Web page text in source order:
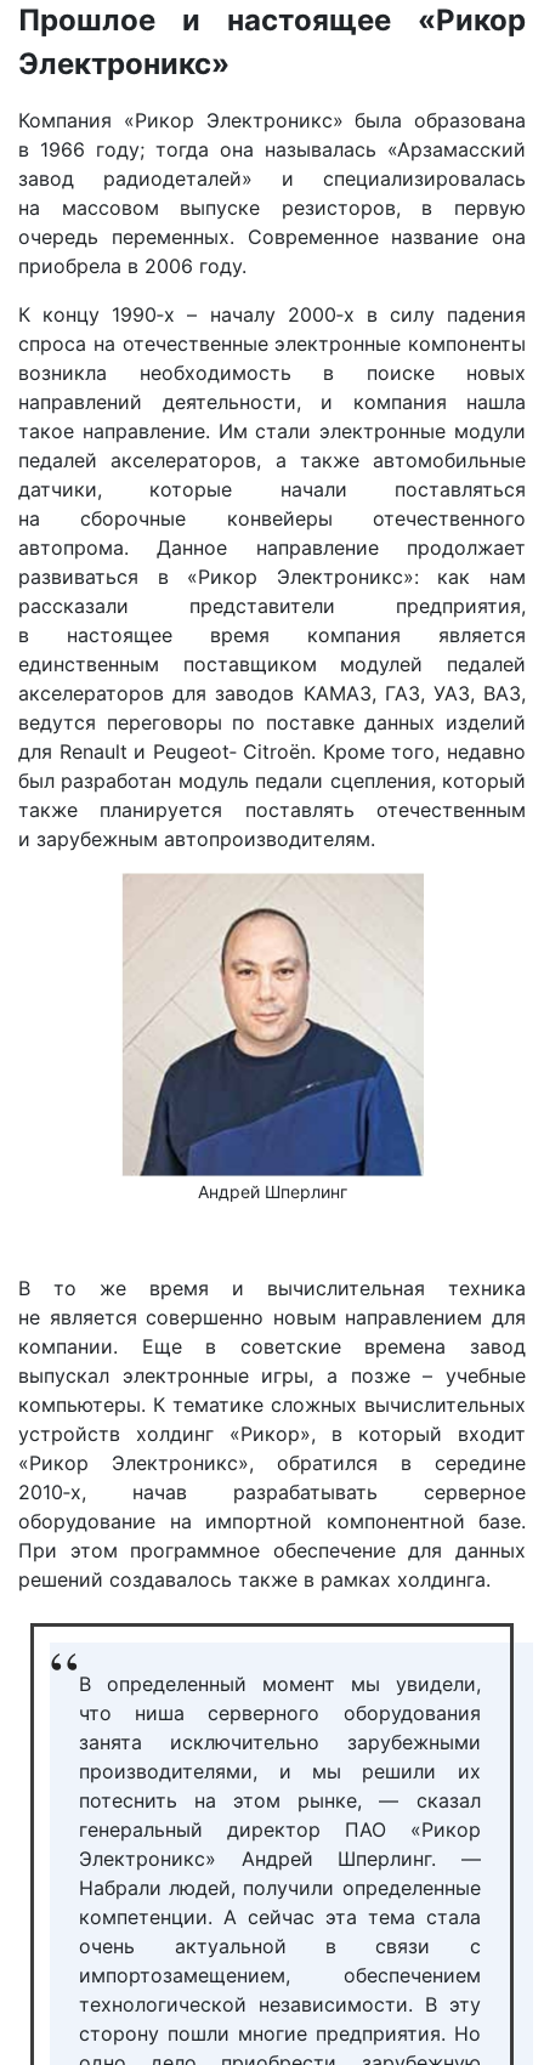
Прошлое и настоящее «Рикор
Электроникс»
Компания «Рикор Электроникс» была образована
в 1966 году; тогда она называлась «Арзамасский
завод радиодеталей» и специализировалась
на массовом выпуске резисторов, в первую
очередь переменных. Современное название она
приобрела в 2006 году.
К концу 1990‑х – началу 2000‑х в силу падения
спроса на отечественные электронные компоненты
возникла необходимость в поиске новых
направлений деятельности, и компания нашла
такое направление. Им стали электронные модули
педалей акселераторов, а также автомобильные
датчики, которые начали поставляться
на сборочные конвейеры отечественного
автопрома. Данное направление продолжает
развиваться в «Рикор Электроникс»: как нам
рассказали представители предприятия,
в настоящее время компания является
единственным поставщиком модулей педалей
акселераторов для заводов КАМАЗ, ГАЗ, УАЗ, ВАЗ,
ведутся переговоры по поставке данных изделий
для Renault и Peugeot‑ Citroën. Кроме того, недавно
был разработан модуль педали сцепления, который
также планируется поставлять отечественным
и зарубежным автопроизводителям.
Андрей Шперлинг
В то же время и вычислительная техника
не является совершенно новым направлением для
компании. Еще в советские времена завод
выпускал электронные игры, а позже – учебные
компьютеры. К тематике сложных вычислительных
устройств холдинг «Рикор», в который входит
«Рикор Электроникс», обратился в середине
2010‑х, начав разрабатывать серверное
оборудование на импортной компонентной базе.
При этом программное обеспечение для данных
решений создавалось также в рамках холдинга.
В определенный момент мы увидели,
что ниша серверного оборудования
занята исключительно зарубежными
производителями, и мы решили их
потеснить на этом рынке, — сказал
генеральный директор ПАО «Рикор
Электроникс» Андрей Шперлинг. —
Набрали людей, получили определенные
компетенции. А сейчас эта тема стала
очень актуальной в связи с
импортозамещением, обеспечением
технологической независимости. В эту
сторону пошли многие предприятия. Но